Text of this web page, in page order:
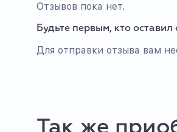
Отзывов пока нет.
Будьте первым, кто оставил
Для отправки отзыва вам